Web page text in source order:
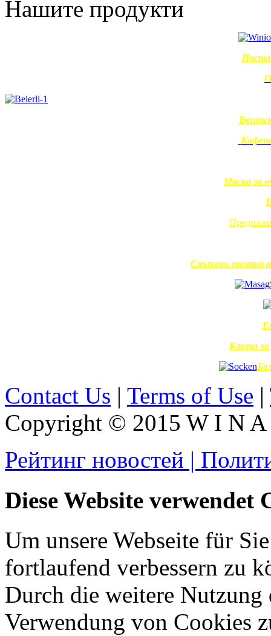
Нашите продукти
Паста
Маска за
Стикери против
Карта
Contact Us | Terms of Use |
Copyright © 2015 W I N
Рейтинг новостей |
Diese Website verwendet
Um unsere Webseite für
fortlaufend verbessern zu
Durch die weitere Nutzung
Verwendung von Cookies